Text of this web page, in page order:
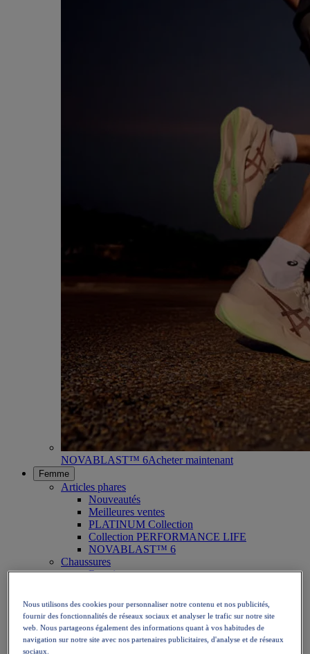
NOVABLAST™ 6Acheter maintenant
Femme
Articles phares
Nouveautés
Meilleures ventes
PLATINUM Collection
Collection PERFORMANCE LIFE
NOVABLAST™ 6
Chaussures
Running
Tennis
Volley
Handball
Padel
Nous utilisons des cookies pour personnaliser notre contenu et nos publicités,
fournir des fonctionnalités de réseaux sociaux et analyser le trafic sur notre site
web. Nous partageons également des informations quant à vos habitudes de
navigation sur notre site avec nos partenaires publicitaires, d'analyse et de réseaux
sociaux.